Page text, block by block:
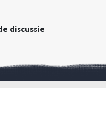
discussie